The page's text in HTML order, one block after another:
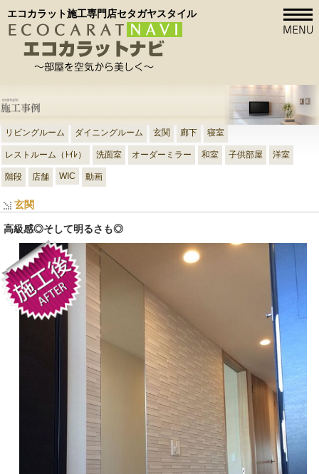
エコカラット施工専門店セタガヤスタイル
リビングルーム ダイニングルーム 玄関 廊下 寝室
レストルーム（ﾄｲﾚ） 洗面室 オーダーミラー 和室 子供部屋 洋室
階段 店舗 WIC 動画
玄関
高級感◎そして明るさも◎